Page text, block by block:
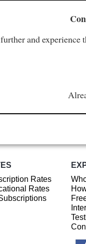
and
Rates
Rates